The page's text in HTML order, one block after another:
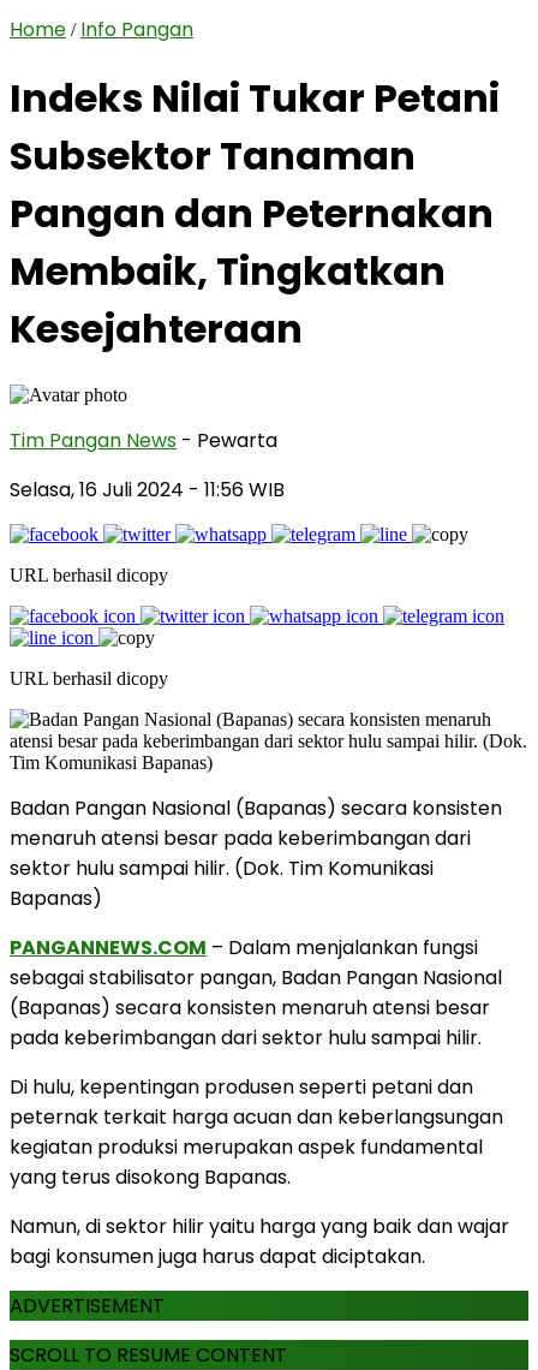
Home / Info Pangan
Indeks Nilai Tukar Petani
Subsektor Tanaman
Pangan dan Peternakan
Membaik, Tingkatkan
Kesejahteraan
Tim Pangan News - Pewarta
Selasa, 16 Juli 2024 - 11:56 WIB
URL berhasil dicopy
URL berhasil dicopy
Badan Pangan Nasional (Bapanas) secara konsisten
menaruh atensi besar pada keberimbangan dari
sektor hulu sampai hilir. (Dok. Tim Komunikasi
Bapanas)
PANGANNEWS.COM – Dalam menjalankan fungsi
sebagai stabilisator pangan, Badan Pangan Nasional
(Bapanas) secara konsisten menaruh atensi besar
pada keberimbangan dari sektor hulu sampai hilir.
Di hulu, kepentingan produsen seperti petani dan
peternak terkait harga acuan dan keberlangsungan
kegiatan produksi merupakan aspek fundamental
yang terus disokong Bapanas.
Namun, di sektor hilir yaitu harga yang baik dan wajar
bagi konsumen juga harus dapat diciptakan.
ADVERTISEMENT
SCROLL TO RESUME CONTENT